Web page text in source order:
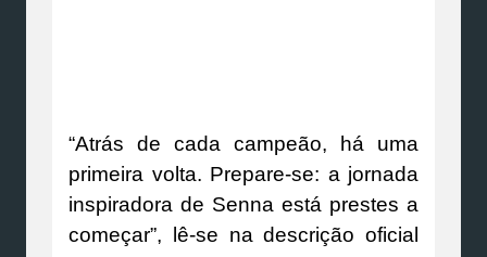
“Atrás de cada campeão, há uma
primeira volta. Prepare-se: a jornada
inspiradora de Senna está prestes a
começar”, lê-se na descrição oficial